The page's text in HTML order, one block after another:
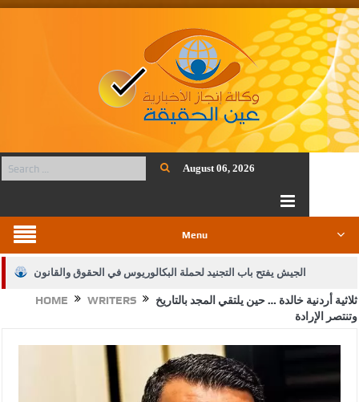
August 06, 2026
Menu
الجيش يفتح باب التجنيد لحملة البكالوريوس في الحقوق والقانون
بيان اجتماع عمّان:دعم الوصاية الهاشمية التاريخية على المقدسات
الأمن يتلف 16 مليون حبة كبتاجون و1480 كغم مواد مخدرة
النواب يقر مشروع تعديل قانون الملكية العقارية
HOME WRITERS
ثلاثية أردنية خالدة … حين يلتقي المجد بالتاريخ
وتنتصر الإرادة